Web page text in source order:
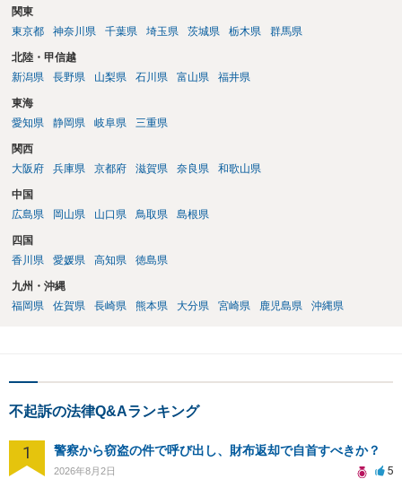
関東
東京都
神奈川県 千葉県 埼玉県 茨城県 栃木県 群馬県
北陸・甲信越
新潟県
長野県 山梨県 石川県 富山県 福井県
東海
愛知県
静岡県 岐阜県 三重県
関西
大阪府
兵庫県 京都府 滋賀県 奈良県 和歌山県
中国
広島県
岡山県 山口県 鳥取県 島根県
四国
香川県
愛媛県 高知県 徳島県
九州・沖縄
福岡県
佐賀県 長崎県 熊本県 大分県 宮崎県 鹿児島県 沖縄県
不起訴の法律Q&Aランキング
1 警察から窃盗の件で呼び出し、財布返却で自首すべきか？
2026年8月2日 5